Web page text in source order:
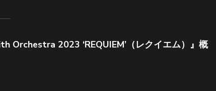
2023 ‘REQUIEM’（レクイエム）』 概